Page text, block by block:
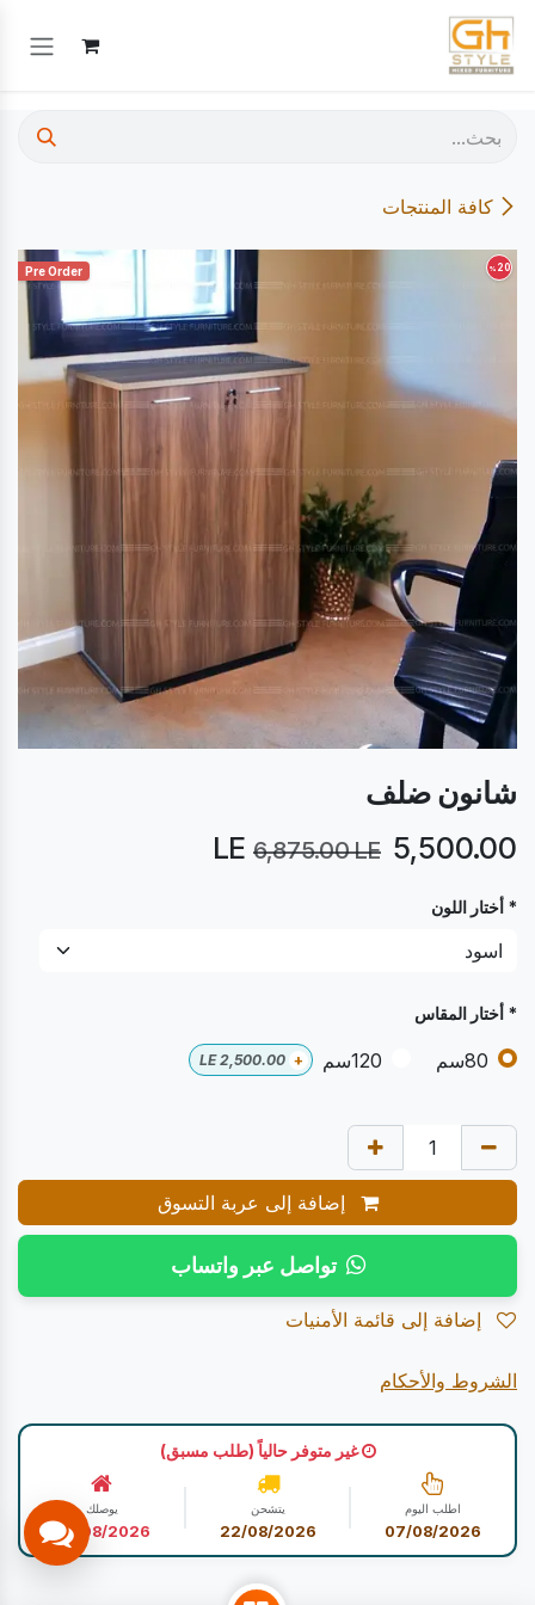
تخطي للذهاب إلى المحتوى
كافة المنتجات
Pre Order 20
%
شانون ضلف
5,500.00
6,875.00LE
* أختار اللون
* أختار المقاس
80سم 120سم +
2,500.00
LE
إضافة إلى عربة التسوق
تواصل عبر واتساب
الشروط والأحكام
غير متوفر حالياً (طلب مسبق)
اطلب اليوم
07/08/2026
يتشحن
22/08/2026
يوصلك
22/08/2026